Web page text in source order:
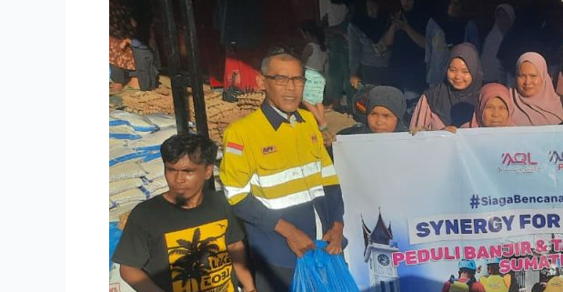
Kabupaten
Solok,
AQL
Peduli
Gerak
Cepat
Salurkan
Bantuan
Darurat
ke
Tiga
Desa